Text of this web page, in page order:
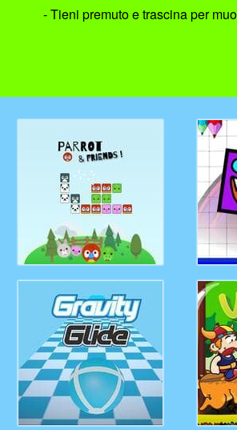
- Tieni premuto e trascina per